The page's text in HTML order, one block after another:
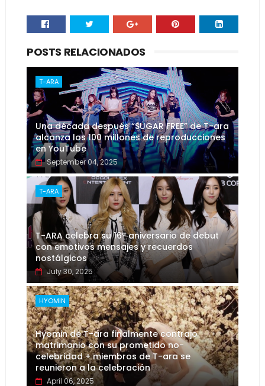
POSTS RELACIONADOS
T-ARA
Una década después “SUGAR FREE” de T-ara
alcanza los 100 millones de reproducciones
en YouTube
September 04, 2025
T-ARA
T-ARA celebra su 16º aniversario de debut
con emotivos mensajes y recuerdos
nostálgicos
July 30, 2025
HYOMIN
Hyomin de T-ara finalmente contrajo
matrimonio con su prometido no-
celebridad + miembros de T-ara se
reunieron a la celebración
April 06, 2025